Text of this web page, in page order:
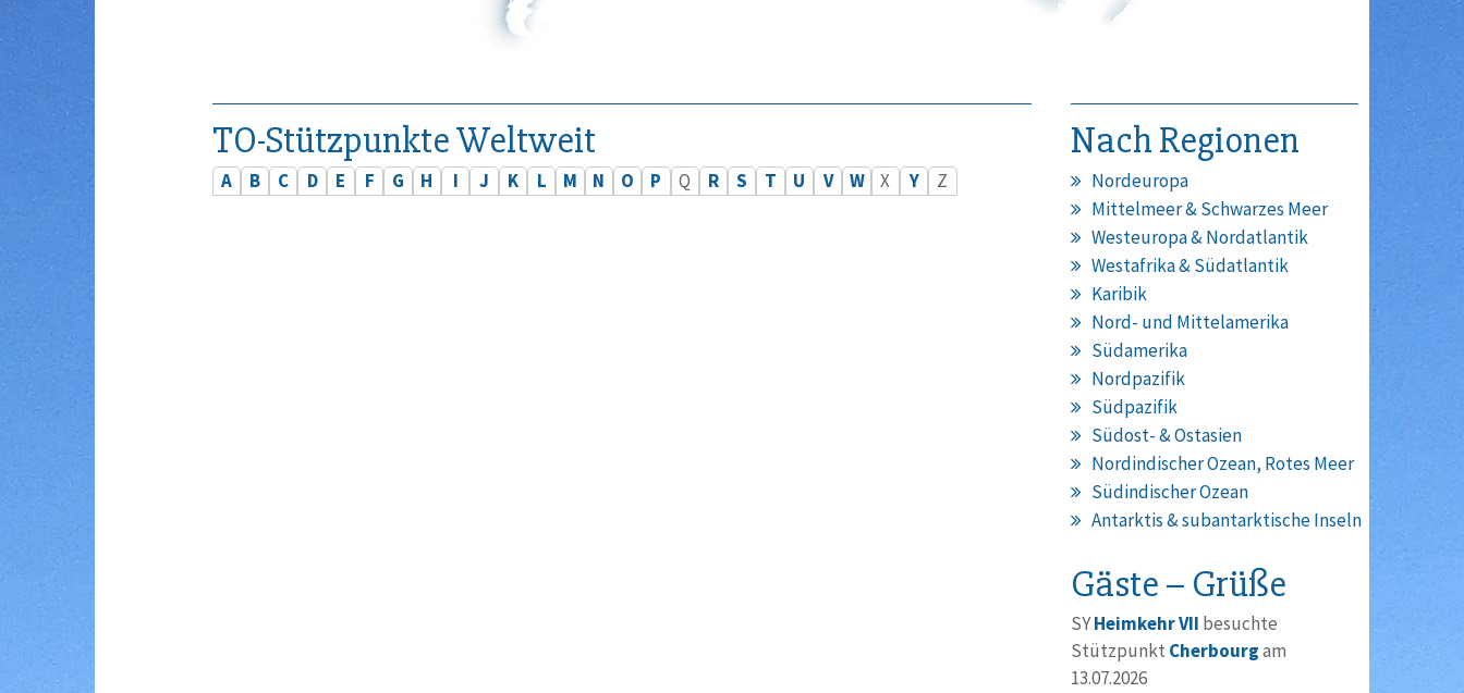
TO-Stützpunkte Weltweit
A B C D E F G H I J K L M N O P Q R S T U V W X Y Z
Nach Regionen
Nordeuropa
Mittelmeer & Schwarzes Meer
Westeuropa & Nordatlantik
Westafrika & Südatlantik
Karibik
Nord- und Mittelamerika
Südamerika
Nordpazifik
Südpazifik
Südost- & Ostasien
Nordindischer Ozean, Rotes Meer
Südindischer Ozean
Antarktis & subantarktische Inseln
Gäste – Grüße
SYHeimkehr VII besuchte
Stützpunkt Cherbourgam
13.07.2026